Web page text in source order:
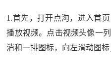
1.首先，打开点淘，进入首
播放视频。点击视频头像一
消和一排图标，向左滑动图标